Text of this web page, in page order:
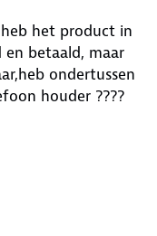
het product in
betaald, maar
ondertussen
houder ????